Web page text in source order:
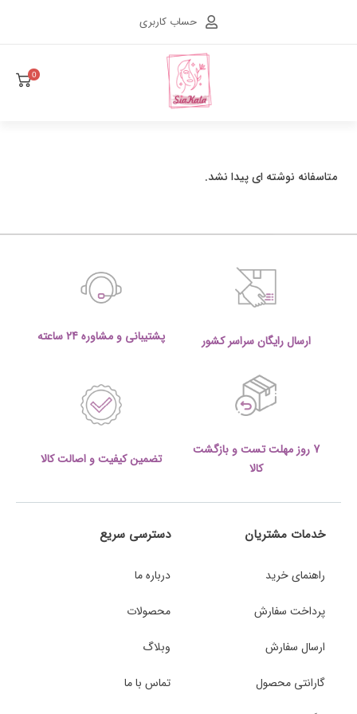
حساب کاربری
0
متاسفانه نوشته ای پیدا نشد.
ارسال رایگان سراسر کشور پشتیبانی و مشاوره 24 ساعته
7 روز مهلت تست و بازگشت
کالا
تضمین کیفیت و اصالت کالا
خدمات مشتریان
راهنمای خرید
پرداخت سفارش
ارسال سفارش
گارانتی محصول
دسترسی سریع
درباره ما
محصولات
وبلاگ
تماس با ما